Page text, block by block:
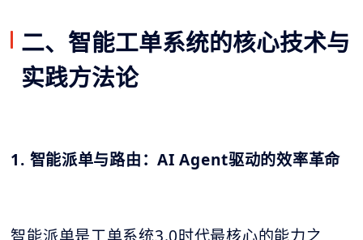
二、智能工单系统的核心技术与
实践方法论
1. 智能派单与路由：AI Agent驱动的效率革命
智能派单是工单系统3.0时代最核心的能力之